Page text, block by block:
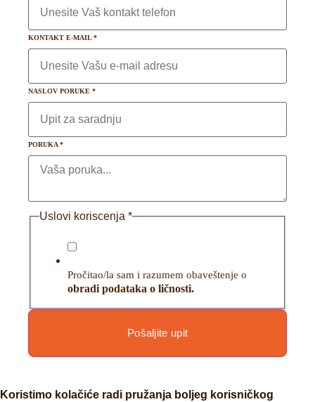
KONTAKT E-MAIL*
NASLOV PORUKE *
PORUKA*
Uslovi koriscenja *
Pročitao/la sam i razumem obaveštenje o
obradi podataka o ličnosti.
Pošaljite upit
Koristimo kolačiće radi pružanja boljeg korisničkog